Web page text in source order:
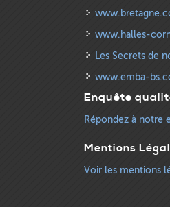
www.halles-
Les Secrets de
www.emba-
Enquête
Répondez à notre
Mentions
Voir les mentions